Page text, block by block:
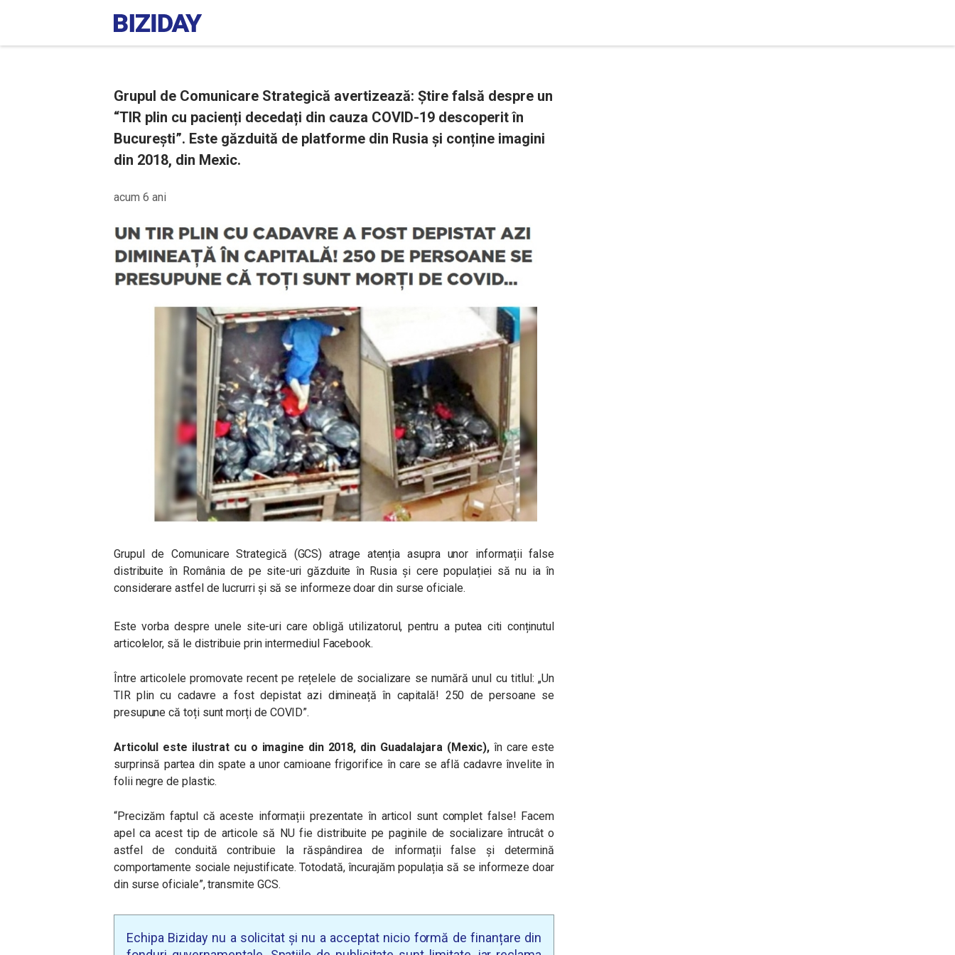
Grupul de Comunicare Strategică avertizează: Știre falsă despre un
“TIR plin cu pacienți decedați din cauza COVID-19 descoperit în
București”. Este găzduită de platforme din Rusia și conține imagini
din 2018, din Mexic.
acum 6 ani
Grupul de Comunicare Strategică (GCS) atrage atenția asupra unor informații false
distribuite în România de pe site-uri găzduite în Rusia și cere populației să nu ia în
considerare astfel de lucrurri și să se informeze doar din surse oficiale.
Este vorba despre unele site-uri care obligă utilizatorul, pentru a putea citi conținutul
articolelor, să le distribuie prin intermediul Facebook.
Între articolele promovate recent pe rețelele de socializare se numără unul cu titlul: „Un
TIR plin cu cadavre a fost depistat azi dimineață în capitală! 250 de persoane se
presupune că toți sunt morți de COVID”.
Articolul este ilustrat cu o imagine din 2018, din Guadalajara (Mexic), în care este
surprinsă partea din spate a unor camioane frigorifice în care se află cadavre învelite în
folii negre de plastic.
“Precizăm faptul că aceste informații prezentate în articol sunt complet false! Facem
apel ca acest tip de articole să NU fie distribuite pe paginile de socializare întrucât o
astfel de conduită contribuie la răspândirea de informații false și determină
comportamente sociale nejustificate. Totodată, încurajăm populația să se informeze doar
din surse oficiale”, transmite GCS.
Echipa Biziday nu a solicitat și nu a acceptat nicio formă de finanțare din